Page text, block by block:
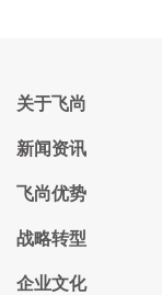
关于飞尚
新闻资讯
飞尚优势
战略转型
企业文化